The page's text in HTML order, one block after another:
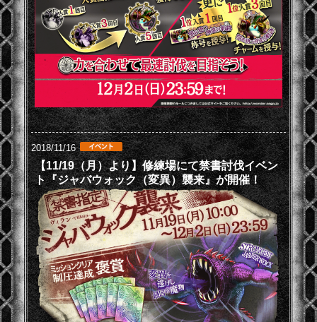
2018/11/16
【11/19（月）より】修練場にて禁書討伐イベン
ト『ジャバウォック（変異）襲来』が開催！